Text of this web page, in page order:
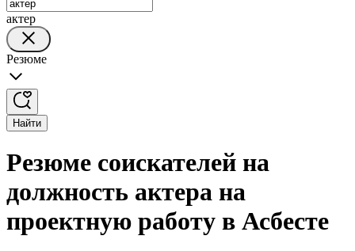
актер
Резюме
Найти
Резюме соискателей на
должность актера на
проектную работу в Асбесте